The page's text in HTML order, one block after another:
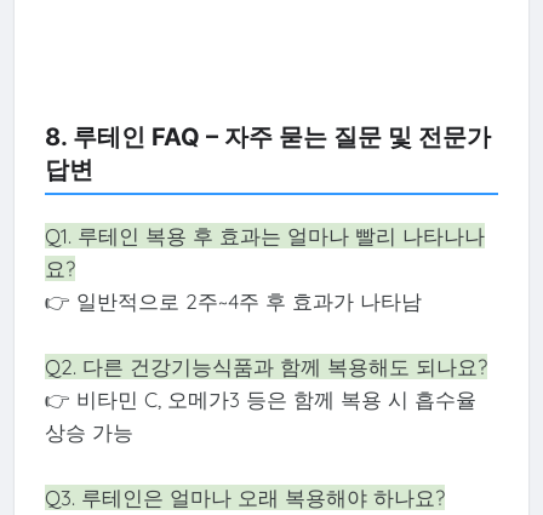
8. 루테인 FAQ – 자주 묻는 질문 및 전문가
답변
Q1. 루테인 복용 후 효과는 얼마나 빨리 나타나나
요?
👉 일반적으로 2주~4주 후 효과가 나타남
Q2. 다른 건강기능식품과 함께 복용해도 되나요?
👉 비타민 C, 오메가3 등은 함께 복용 시 흡수율
상승 가능
Q3. 루테인은 얼마나 오래 복용해야 하나요?